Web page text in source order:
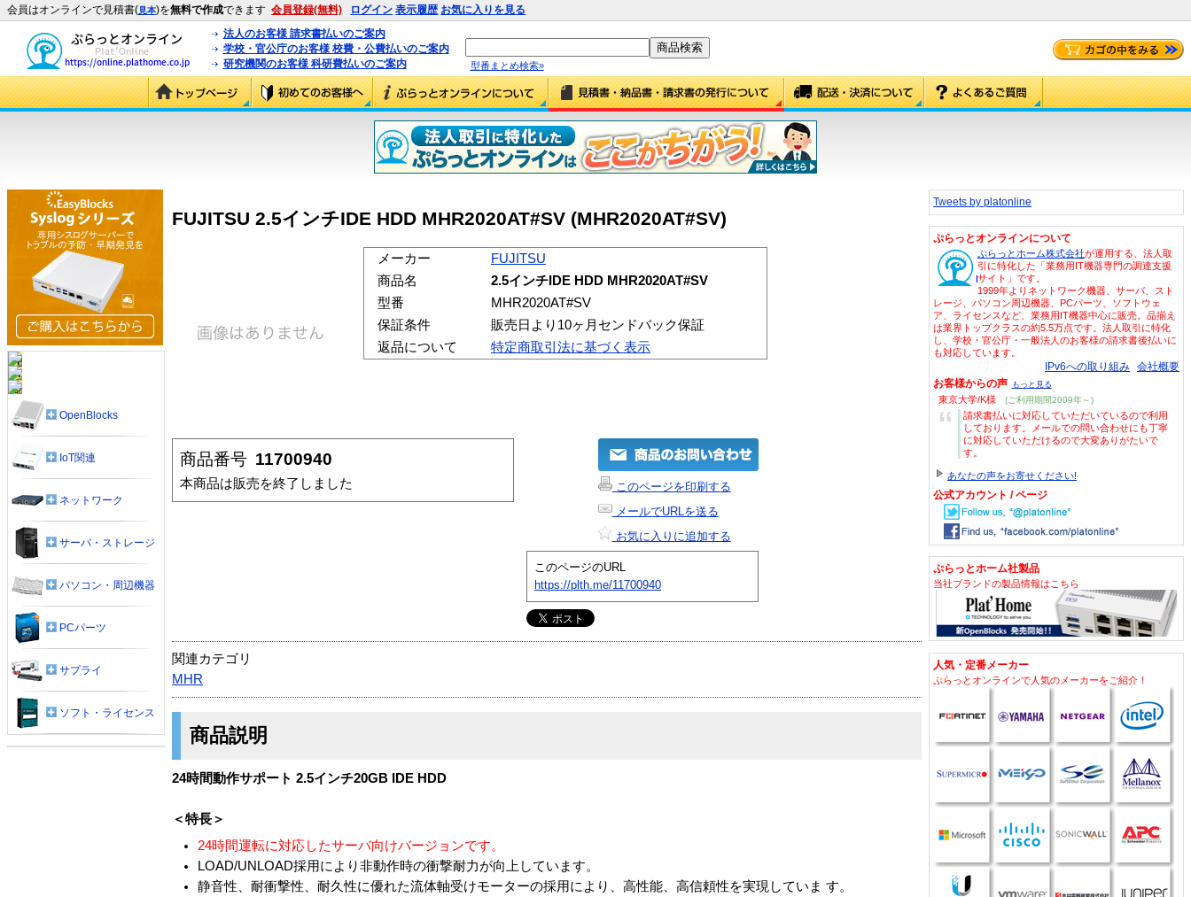
会員はオンラインで見積書(見本)を無料で作成できます 会員登録(無料) ログイン 表示履歴 お気に入りを見る
法人のお客様 請求書払いのご案内
学校・官公庁のお客様 校費・公費払いのご案内
研究機関のお客様 科研費払いのご案内
型番まとめ検索»
FUJITSU 2.5インチIDE HDD MHR2020AT#SV (MHR2020AT#SV)
メーカー
FUJITSU
商品名
2.5インチIDE HDD MHR2020AT#SV
型番
MHR2020AT#SV
保証条件
販売日より10ヶ月センドバック保証
返品について
特定商取引法に基づく表示
商品番号 11700940
本商品は販売を終了しました
このページを印刷する
メールでURLを送る
お気に入りに追加する
このページのURL
https://plth.me/11700940
関連カテゴリ
MHR
商品説明
24時間動作サポート 2.5インチ20GB IDE HDD
＜特長＞
24時間運転に対応したサーバ向けバージョンです。
LOAD/UNLOAD採用により非動作時の衝撃耐力が向上しています。
静音性、耐衝撃性、耐久性に優れた流体軸受けモーターの採用により、高性能、高信頼性を実現していま す。
OpenBlocks
IoT関連
ネットワーク
サーバ・ストレージ
パソコン・周辺機器
PCパーツ
サプライ
ソフト・ライセンス
Tweets by platonline
ぷらっとオンラインについて
ぷらっとホーム株式会社が運用する、法人取
引に特化した「業務用IT機器専門の調達支援
サイト」です。
1999年よりネットワーク機器、サーバ、スト
レージ、パソコン周辺機器、PCパーツ、ソフトウェ
ア、ライセンスなど、業務用IT機器中心に販売。品揃え
は業界トップクラスの約5.5万点です。法人取引に特化
し、学校・官公庁・一般法人のお客様の請求書後払いに
も対応しています。
IPv6への取り組み 会社概要
お客様からの声 もっと見る
東京大学/K様 (ご利用期間2009年～)
“
請求書払いに対応していただいているので利用
しております。メールでの問い合わせにも丁寧
に対応していただけるので大変ありがたいで
す。
あなたの声をお寄せください!
公式アカウント / ページ
ぷらっとホーム社製品
当社ブランドの製品情報はこちら
人気・定番メーカー
ぷらっとオンラインで人気のメーカーをご紹介！